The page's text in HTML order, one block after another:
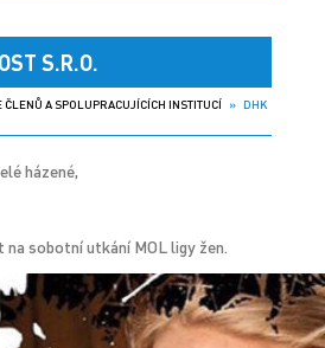
S.R.O.
ČLENŮ A SPOLUPRACUJÍCÍCH INSTITUCÍ» DHK
házené,
sobotní utkání MOL ligy žen.